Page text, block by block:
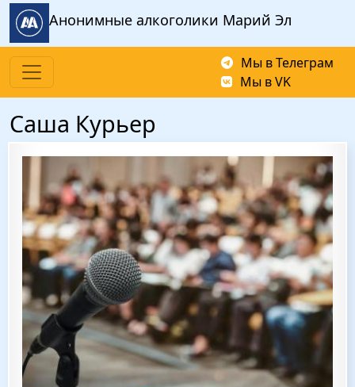
Перейти к основному содержанию
Анонимные алкоголики Марий Эл
Мы в Телеграм
Мы в VK
Саша Курьер